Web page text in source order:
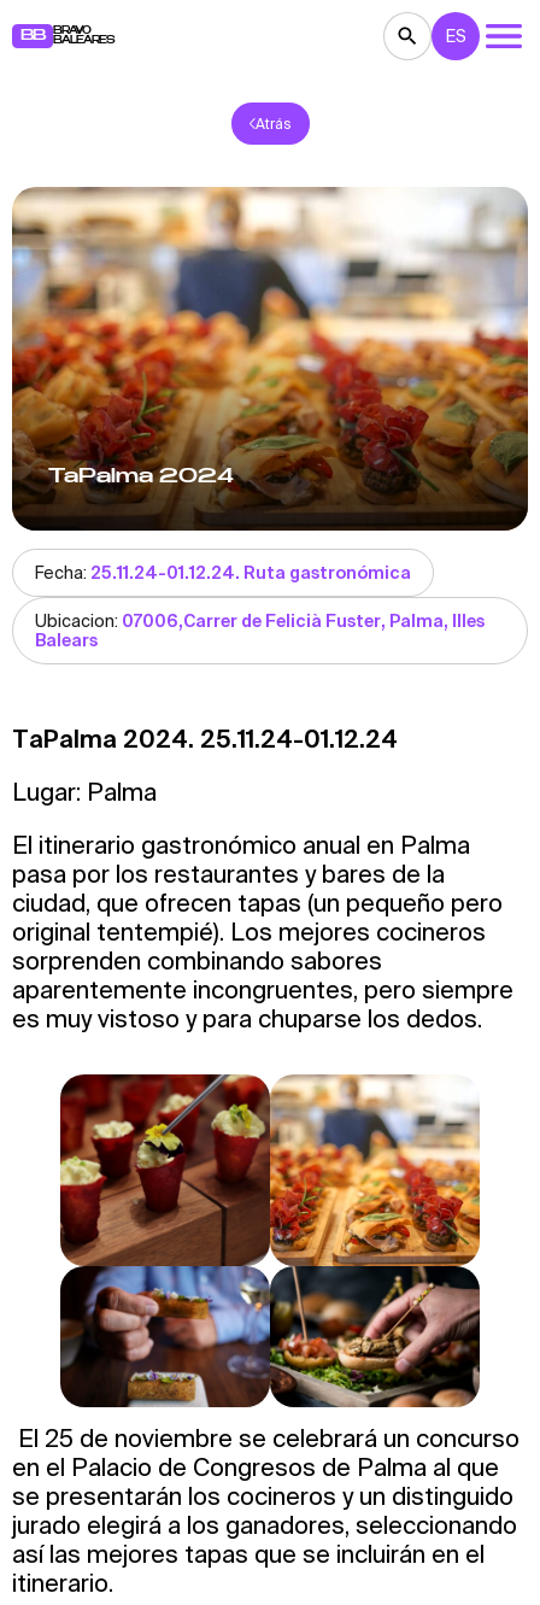
BB
BRAVO
BALEARES
TEATRO
RESTAURANTES MERCADILLOS
PARA NIÑOS BB NOTE
ES
Atrás
TaPalma 2024
Fecha: 25.11.24-01.12.24. Ruta gastronómica
Ubicacion: 07006,Carrer de Felicià Fuster, Palma, Illes
Balears
TaPalma 2024. 25.11.24-01.12.24
Lugar: Palma
El itinerario gastronómico anual en Palma
pasa por los restaurantes y bares de la
ciudad, que ofrecen tapas (un pequeño pero
original tentempié). Los mejores cocineros
sorprenden combinando sabores
aparentemente incongruentes, pero siempre
es muy vistoso y para chuparse los dedos.
El 25 de noviembre se celebrará un concurso
en el Palacio de Congresos de Palma al que
se presentarán los cocineros y un distinguido
jurado elegirá a los ganadores, seleccionando
así las mejores tapas que se incluirán en el
itinerario.